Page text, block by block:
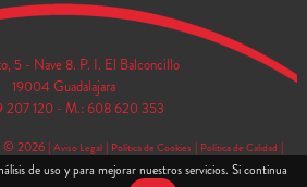
5 - Nave 8. P. I. El Balconcillo
19004 Guadalajara
207 120 - M.: 608 620 353
© 2026 | Aviso Legal| Política de Cookies | Política de Calidad |
de Privacidad|Carta de Servicios
de uso y para mejorar nuestros servicios. Si continua